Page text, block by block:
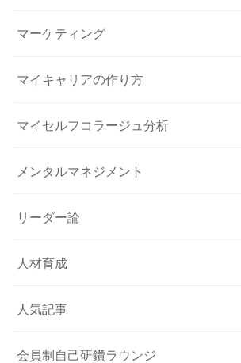
マーケティング
マイキャリアの作り方
マイセルフコラージュ分析
メンタルマネジメント
リーダー論
人材育成
人気記事
会員制自己研鑽ラウンジ